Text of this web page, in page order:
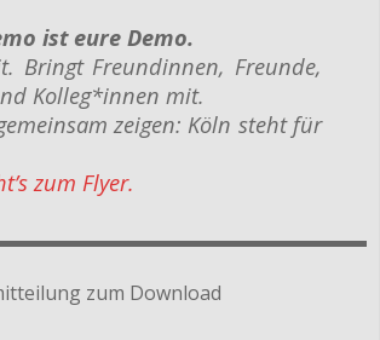
ist eure Demo.
Bringt Freundinnen, Freunde,
Kolleg*innen mit.
zeigen: Köln steht für
zum Flyer.
zum Download